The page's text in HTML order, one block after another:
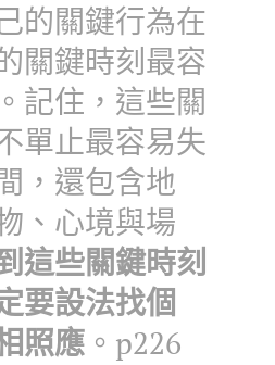
的關鍵行為在
關鍵時刻最容
記住，這些關
單止最容易失
，還包含地
、心境與場
這些關鍵時刻
要設法找個
照應 。p226